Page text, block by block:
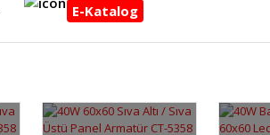
E-Katalog